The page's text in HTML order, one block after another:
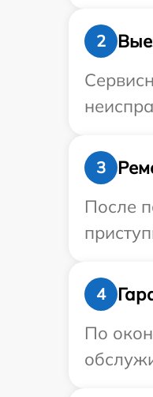
2
3
После
4
По